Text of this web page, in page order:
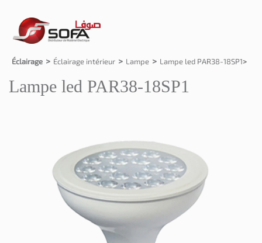
Éclairage Éclairage intérieur Lampe Lampe led PAR38-18SP1
Lampe led PAR38-18SP1